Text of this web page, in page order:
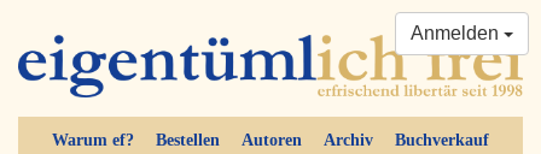
Warum ef? Bestellen Autoren Archiv Buchverkauf
Anmelden